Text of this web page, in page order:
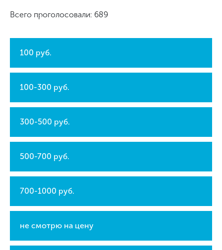
Всего проголосовали: 689
100 руб.
100-300 руб.
300-500 руб.
500-700 руб.
700-1000 руб.
не смотрю на цену